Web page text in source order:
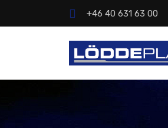
+46 40 631 63 00